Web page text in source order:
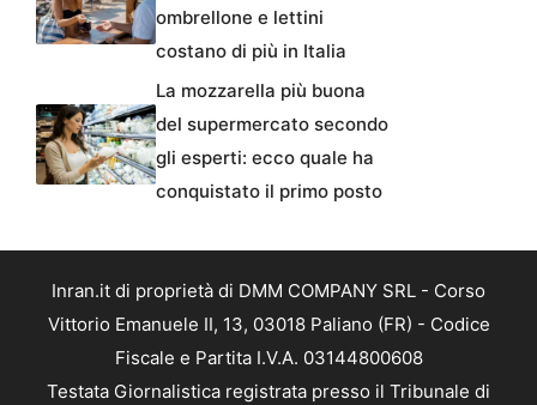
ombrellone e lettini
costano di più in Italia
La mozzarella più buona
del supermercato secondo
gli esperti: ecco quale ha
conquistato il primo posto
Inran.it di proprietà di DMM COMPANY SRL - Corso
Vittorio Emanuele II, 13, 03018 Paliano (FR) - Codice
Fiscale e Partita I.V.A. 03144800608
Testata Giornalistica registrata presso il Tribunale di